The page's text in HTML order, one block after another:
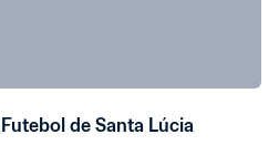
de Santa Lúcia